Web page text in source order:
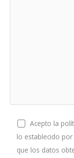
Acepto la
lo establecido
que los datos